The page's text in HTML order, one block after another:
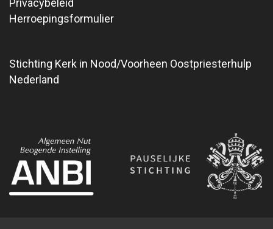
Privacybeleid
Herroepingsformulier
Stichting Kerk in Nood/Voorheen Oostpriesterhulp
Nederland